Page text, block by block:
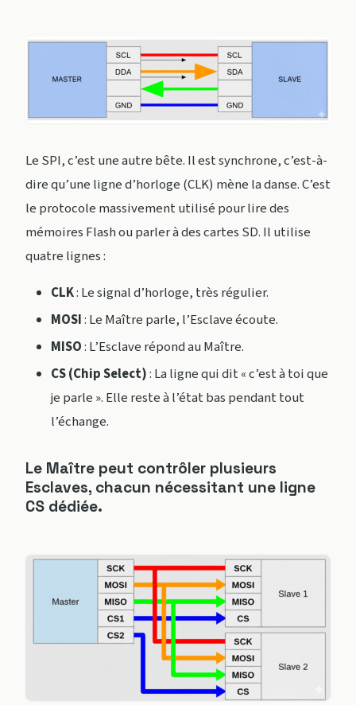
Le SPI, c’est une autre bête. Il est synchrone, c’est-à-
dire qu’une ligne d’horloge (CLK) mène la danse. C’est
le protocole massivement utilisé pour lire des
mémoires Flash ou parler à des cartes SD. Il utilise
quatre lignes :
CLK: Le signal d’horloge, très régulier.
MOSI: Le Maître parle, l’Esclave écoute.
MISO: L’Esclave répond au Maître.
CS (Chip Select): La ligne qui dit « c’est à toi que
je parle ». Elle reste à l’état bas pendant tout
l’échange.
Le Maître peut contrôler plusieurs
Esclaves, chacun nécessitant une ligne
CS dédiée.